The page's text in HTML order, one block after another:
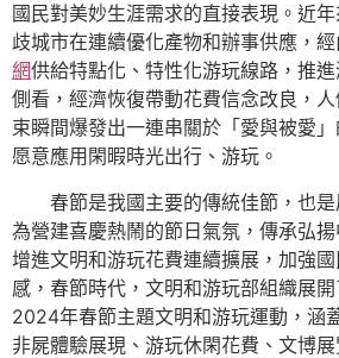
國民對美妙生涯需求的直接表現。近
歧城市在連續優化產物和辦事供應，
網供給特點化、特性化游玩線路，推
側看，經濟恢復帶動花費信念改良，
束瞬間爆發出一連串關於「愛與被愛
愿意應用閑暇時光出行、游玩。
春節是我國主要的傳統佳節，也
為營建喜慶熱鬧的節日氣氛，傳承弘揚
增進文明和游玩花費連續擴展，加強
感，春節時代，文明和游玩部組織展
2024年春節主題文明和游玩運動，涵
非屍體驗展現、游玩休閑花費、文博